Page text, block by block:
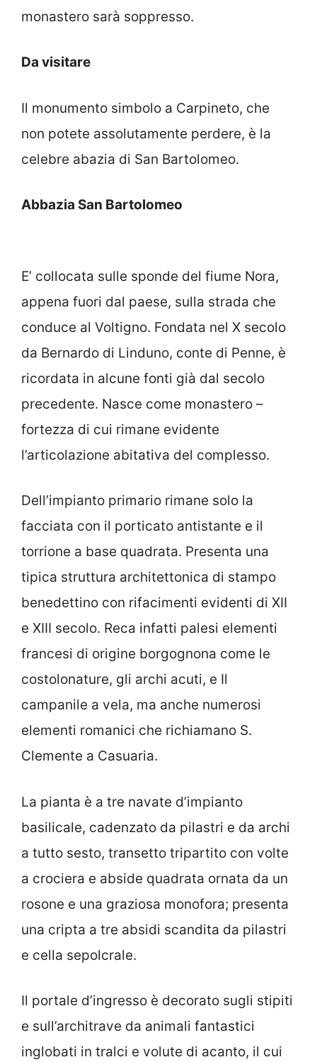
monastero sarà soppresso.
Da visitare
Il monumento simbolo a Carpineto, che
non potete assolutamente perdere, è la
celebre abazia di San Bartolomeo.
Abbazia San Bartolomeo
E’ collocata sulle sponde del fiume Nora,
appena fuori dal paese, sulla strada che
conduce al Voltigno. Fondata nel X secolo
da Bernardo di Linduno, conte di Penne, è
ricordata in alcune fonti già dal secolo
precedente. Nasce come monastero –
fortezza di cui rimane evidente
l’articolazione abitativa del complesso.
Dell’impianto primario rimane solo la
facciata con il porticato antistante e il
torrione a base quadrata. Presenta una
tipica struttura architettonica di stampo
benedettino con rifacimenti evidenti di XII
e XIII secolo. Reca infatti palesi elementi
francesi di origine borgognona come le
costolonature, gli archi acuti, e Il
campanile a vela, ma anche numerosi
elementi romanici che richiamano S.
Clemente a Casuaria.
La pianta è a tre navate d’impianto
basilicale, cadenzato da pilastri e da archi
a tutto sesto, transetto tripartito con volte
a crociera e abside quadrata ornata da un
rosone e una graziosa monofora; presenta
una cripta a tre absidi scandita da pilastri
e cella sepolcrale.
Il portale d’ingresso è decorato sugli stipiti
e sull’architrave da animali fantastici
inglobati in tralci e volute di acanto, il cui